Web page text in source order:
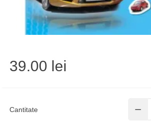
Cantitate
39.00 lei